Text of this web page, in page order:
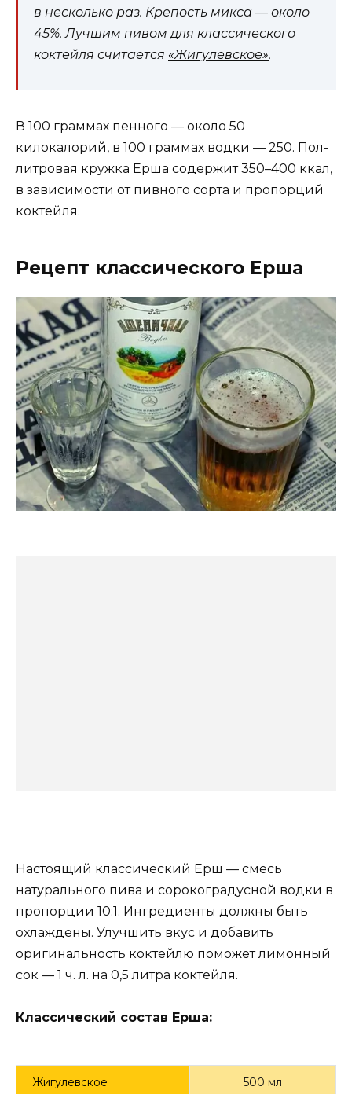
в несколько раз. Крепость микса — около
45%.Лучшим пивом для классического
коктейля считается «Жигулевское».
В 100 граммах пенного — около 50
килокалорий, в 100 граммах водки — 250. Пол-
литровая кружка Ерша содержит 350–400 ккал,
в зависимости от пивного сорта и пропорций
коктейля.
Рецепт классического Ерша
Настоящий классический Ерш — смесь
натурального пива и сорокоградусной водки в
пропорции 10:1. Ингредиенты должны быть
охлаждены. Улучшить вкус и добавить
оригинальность коктейлю поможет лимонный
сок — 1 ч. л. на 0,5 литра коктейля.
Классический состав Ерша:
Жигулевское 500 мл